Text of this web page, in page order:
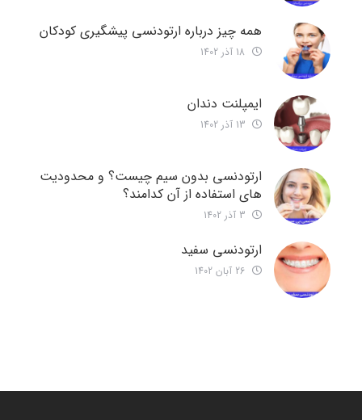
همه چیز درباره ارتودنسی پیشگیری کودکان
ایمپلنت دندان
ارتودنسی بدون سیم چیست؟ و محدودیت
های استفاده از آن کدامند؟
ارتودنسی سفید